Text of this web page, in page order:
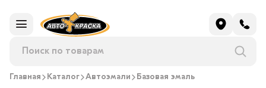
Главная Каталог Автоэмали Базовая эмаль